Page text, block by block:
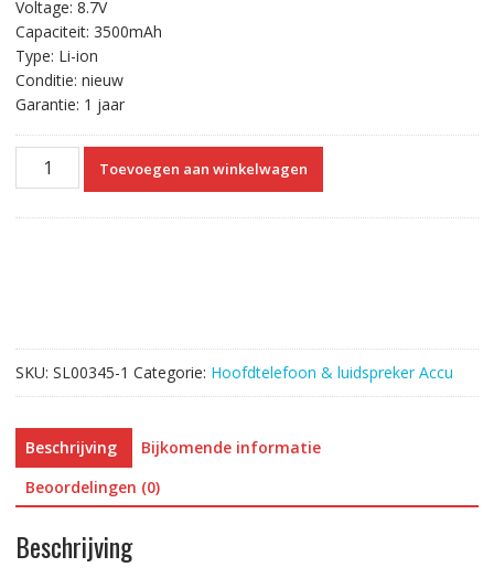
Voltage: 8.7V
Capaciteit: 3500mAh
Type: Li-ion
Conditie: nieuw
Garantie: 1 jaar
Accu
aantal
Toevoegen aan winkelwagen
SKU: SL00345-1 Categorie: Hoofdtelefoon & luidspreker Accu
Beschrijving
Bijkomende informatie
Beoordelingen (0)
Beschrijving